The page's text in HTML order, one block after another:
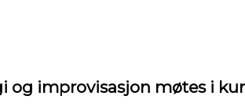
og improvisasjon møtes i